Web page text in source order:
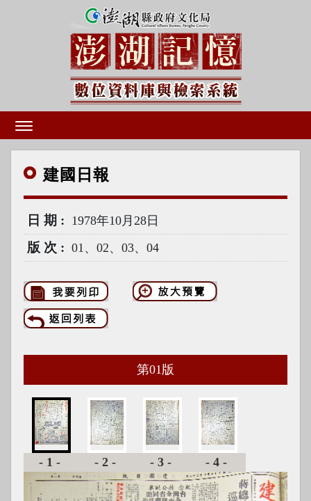
建國 日報
日期 1978年10月28日
版次 01、02、03、04
第01 版
-1- -2- -3- -4-